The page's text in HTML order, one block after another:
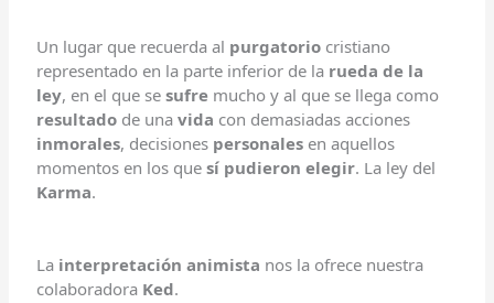
Un lugar que recuerda al purgatorio cristiano
representado en la parte inferior de la rueda de la
ley, en el que sesufre mucho y al que se llega como
resultado de unavida con demasiadas acciones
inmorales, decisiones personales en aquellos
momentos en los quesí pudieron elegir. La ley del
Karma.
La interpretación animista nos la ofrece nuestra
colaboradora Ked.